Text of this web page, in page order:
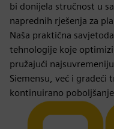
bi donijela stručnost u
naprednih rješenja za
Naša praktična
tehnologije koje
pružajući
Siemensu, već i gradeći
kontinuirano